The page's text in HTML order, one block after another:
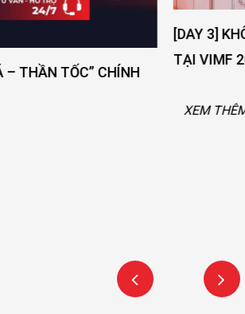
[DAY 3] KHÔNG KHÍ NGÀY 3 NGẬP
TẠI VIMF 2025